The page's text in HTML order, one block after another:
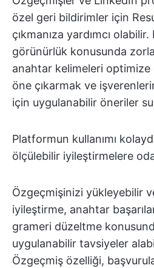
özel geri bildirimler için
çıkmanıza yardımcı
görünürlük konusunda
anahtar kelimeleri optimize
öne çıkarmak ve
için uygulanabilir öneriler
Platformun kullanımı
ölçülebilir iyileştirmelere
Özgeçmişinizi yükleyebilir
iyileştirme, anahtar
grameri düzeltme
uygulanabilir tavsiyeler
Özgeçmiş özelliği,